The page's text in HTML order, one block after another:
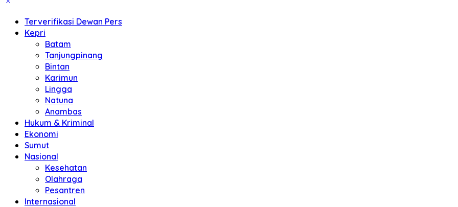
Terverifikasi Dewan Pers
Kepri
Batam
Tanjungpinang
Bintan
Karimun
Lingga
Natuna
Anambas
Hukum & Kriminal
Ekonomi
Sumut
Nasional
Kesehatan
Olahraga
Pesantren
Internasional